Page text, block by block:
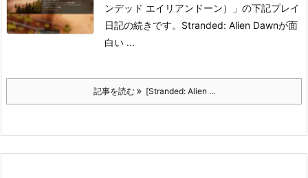
ンデッド エイリアンドーン）」の下記プレイ
日記の続きです。 Stranded: Alien Dawnが面
白い ...
記事を読む [Stranded: Alien ...